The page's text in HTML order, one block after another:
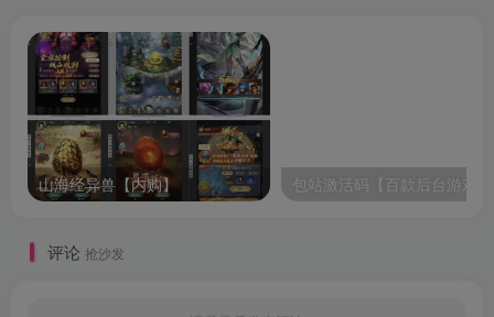
山海经异兽【内购】 包站激活码【百款后台游戏】
评论 抢沙发